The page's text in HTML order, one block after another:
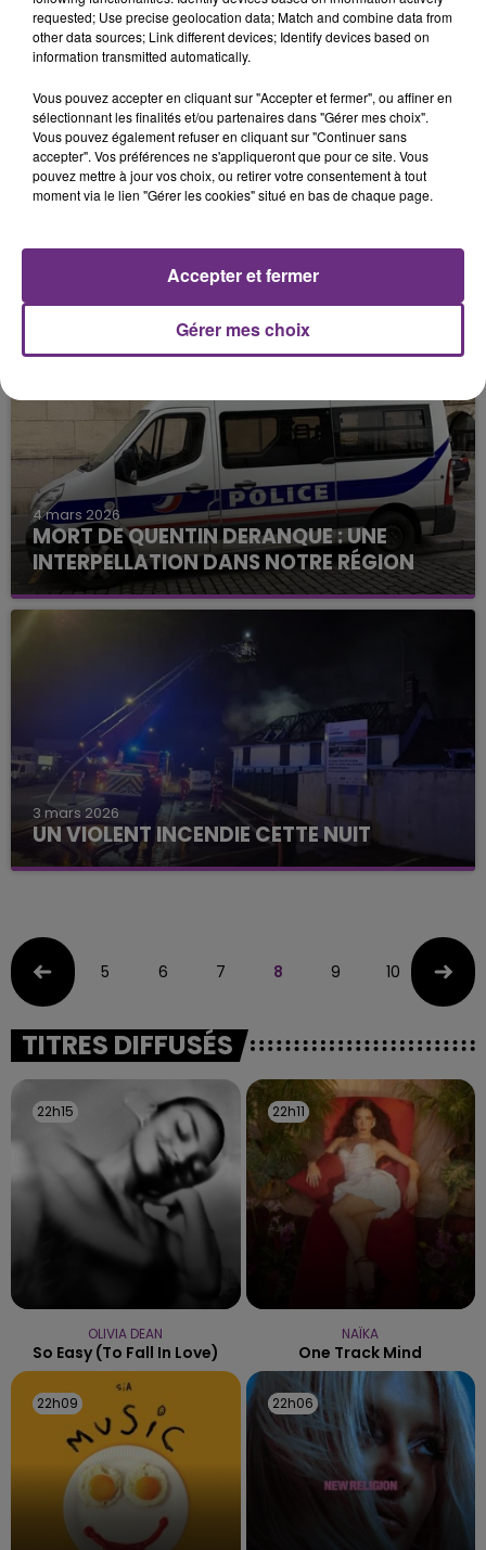
UN MENTOR POUR TROUVER SA VOIE.
VOTRE AGENDA DU WEEK-END.
4 mars 2026
MORT DE QUENTIN DERANQUE : UNE
INTERPELLATION DANS NOTRE RÉGION
3 mars 2026
UN VIOLENT INCENDIE CETTE NUIT
5 6 7 8 9 10 11
TITRES DIFFUSÉS
22h15
22h15
OLIVIA DEAN
So Easy (to Fall In Love)
22h11
22h11
NAÏKA
One Track Mind
22h09
22h09 22h06
22h06
requested; Use precise geolocation data; Match and combine data from
other data sources; Link different devices; Identify devices based on
information transmitted automatically.
Vous pouvez accepter en cliquant sur "Accepter et fermer", ou affiner en
sélectionnant les finalités et/ou partenaires dans "Gérer mes choix".
Vous pouvez également refuser en cliquant sur "Continuer sans
accepter". Vos préférences ne s'appliqueront que pour ce site. Vous
pouvez mettre à jour vos choix, ou retirer votre consentement à tout
moment via le lien "Gérer les cookies" situé en bas de chaque page.
Gérer mes choix
Accepter et fermer